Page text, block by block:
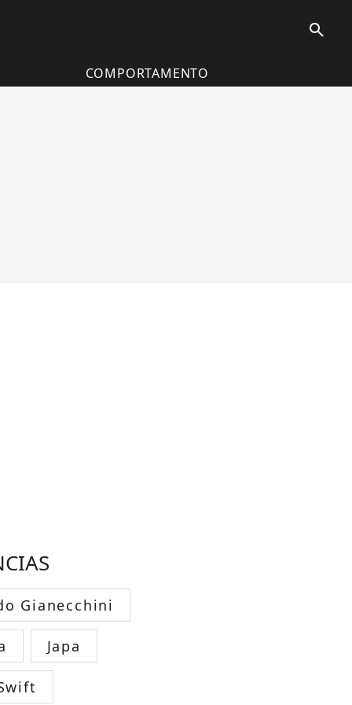
search
COMPORTAMENTO
Gianecchini
Japa